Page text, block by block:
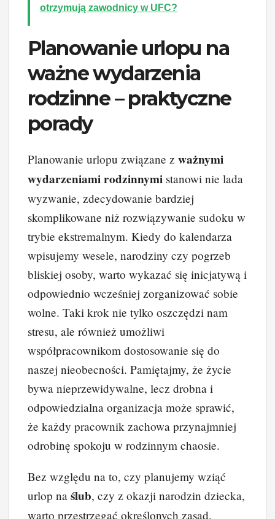
otrzymują zawodnicy w UFC?
Planowanie urlopu na
ważne wydarzenia
rodzinne – praktyczne
porady
Planowanie urlopu związane z ważnymi
wydarzeniami rodzinnymi stanowi nie lada
wyzwanie, zdecydowanie bardziej
skomplikowane niż rozwiązywanie sudoku w
trybie ekstremalnym. Kiedy do kalendarza
wpisujemy wesele, narodziny czy pogrzeb
bliskiej osoby, warto wykazać się inicjatywą i
odpowiednio wcześniej zorganizować sobie
wolne. Taki krok nie tylko oszczędzi nam
stresu, ale również umożliwi
współpracownikom dostosowanie się do
naszej nieobecności. Pamiętajmy, że życie
bywa nieprzewidywalne, lecz drobna i
odpowiedzialna organizacja może sprawić,
że każdy pracownik zachowa przynajmniej
odrobinę spokoju w rodzinnym chaosie.
Bez względu na to, czy planujemy wziąć
urlop na ślub, czy z okazji narodzin dziecka,
warto przestrzegać określonych zasad.